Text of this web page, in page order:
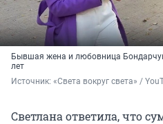
Бывшая жена и любовница
лет
Источник: «Света вокруг света» /
Светлана ответила, что